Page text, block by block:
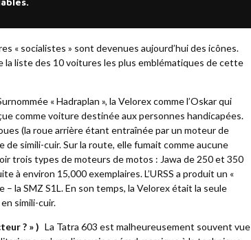
« socialistes » sont devenues aujourd’hui des icônes.
liste des 10 voitures les plus emblématiques de cette
« Hadraplan », la Velorex comme l’Oskar qui
comme voiture destinée aux personnes handicapées.
(la roue arrière étant entraînée par un moteur de
simili-cuir. Sur la route, elle fumait comme aucune
trois types de moteurs de motos : Jawa de 250 et 350
à environ 15,000 exemplaires. L’URSS a produit un «
la SMZ S1L. En son temps, la Velorex était la seule
simili-cuir.
? » ) La Tatra 603 est malheureusement souvent vue